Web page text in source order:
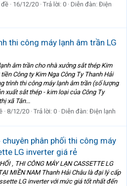
đề 16/12/20 Trả lời: 0 Diễn đàn: Điện
thi công máy lạnh âm trần LG
âm trần cho nhà xưởng sắt thép Kim
Công ty Kim Nga Công Ty Thanh Hải
trình thi công máy lạnh âm trần (số lượng
xuất sắt thép - kim loại của Công Ty
xã Tân...
8/12/20 Trả lời: 0 Diễn đàn: Điện lạnh
chuyên phân phối thi công máy
LG inverter giá rẻ
, THI CÔNG MÁY LẠN CASSETTE LG
MIỀN NAM Thanh Hải Châu là đại lý cấp
LG inverter với mức giá tốt nhất đến